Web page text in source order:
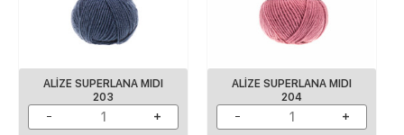
ALİZE SUPERLANA MIDI
203
ALİZE SUPERLANA MIDI
204